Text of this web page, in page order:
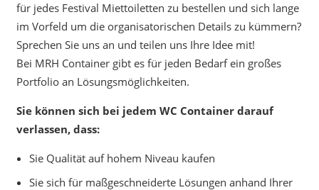
für jedes Festival Miettoiletten zu bestellen und sich lange
im Vorfeld um die organisatorischen Details zu kümmern?
Sprechen Sie uns an und teilen uns Ihre Idee mit!
Bei MRH Container gibt es für jeden Bedarf ein großes
Portfolio an Lösungsmöglichkeiten.
Sie können sich bei jedem WC Container darauf
verlassen, dass:
Sie Qualität auf hohem Niveau kaufen
Sie sich für maßgeschneiderte Lösungen anhand Ihrer